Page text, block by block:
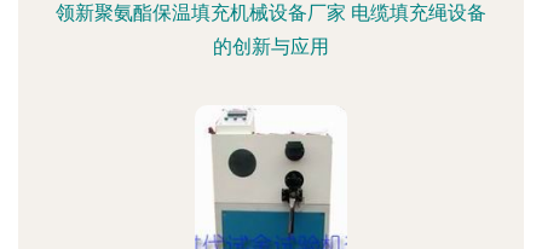
领新聚氨酯保温填充机械设备厂家 电缆填充绳设备
的创新与应用